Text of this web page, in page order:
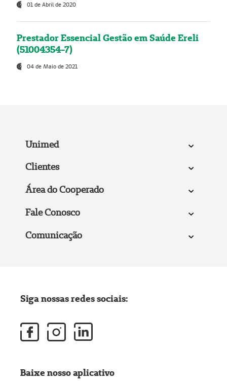
01 de Abril de 2020
Prestador Essencial Gestão em Saúde Ereli
(51004354-7)
04 de Maio de 2021
Unimed
Clientes
Área do Cooperado
Fale Conosco
Comunicação
Siga nossas redes sociais:
Baixe nosso aplicativo